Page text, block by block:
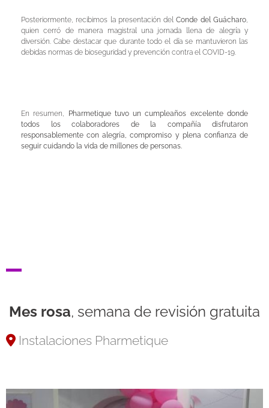
Posteriormente, recibimos la presentación delConde del Guácharo,
quien cerró de manera magistral una jornada llena de alegría y
diversión. Cabe destacar que durante todo el día se mantuvieron las
debidas normas de bioseguridad y prevención contra el COVID-19.
En resumen,
Pharmetique tuvo un cumpleaños excelente donde
todos los colaboradores de la compañía disfrutaron
responsablemente con alegría, compromiso y plena confianza de
seguir cuidando la vida de millones de personas.
Mes rosa, semana de revisión gratuita
Instalaciones Pharmetique